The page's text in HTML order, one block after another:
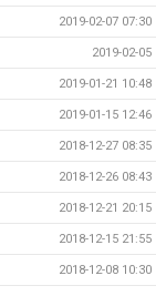
2019-02-07 07:30
2019-02-05
2019-01-21 10:48
2019-01-15 12:46
2018-12-27 08:35
2018-12-26 08:43
2018-12-21 20:15
2018-12-15 21:55
2018-12-08 10:30